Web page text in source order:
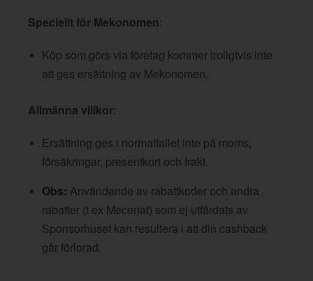
Speciellt för Mekonomen:
Köp som görs via företag kommer troligtvis inte
att ges ersättning av Mekonomen.
Allmänna villkor:
Ersättning ges i normalfallet inte på moms,
försäkringar, presentkort och frakt.
Obs: Användande av rabattkoder och andra
rabatter (t ex Mecenat) som ej utfärdats av
Sponsorhuset kan resultera i att din cashback
går förlorad.